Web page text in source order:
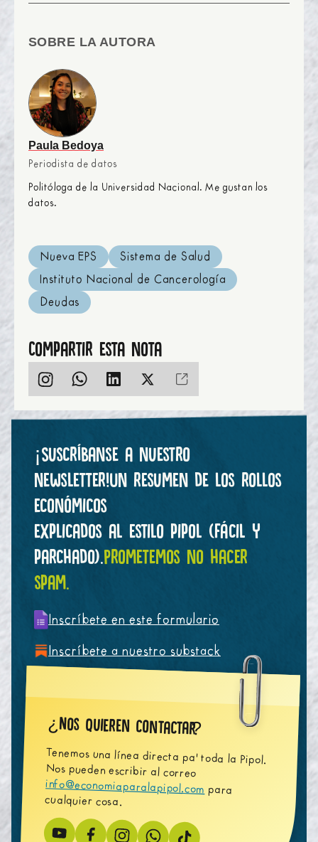
SOBRE LA AUTORA
Paula Bedoya
Periodista de datos
Politóloga de la Universidad Nacional. Me gustan los
datos.
Nueva EPS
Sistema de Salud
Instituto Nacional de Cancerología
Deudas
Compartir esta nota
¡Suscríbanse a nuestro
newsletter!Un resumen de los rollos
económicos
explicados al estilo pipol (fácil y
parchado). Prometemos no hacer
spam.
Inscríbete en este formulario
Inscríbete a nuestro substack
¿Nos quieren contactar?
Tenemos una línea directa pa' toda la Pipol.
Nos pueden escribir al correo
info@economiaparalapipol.com para
cualquier cosa.